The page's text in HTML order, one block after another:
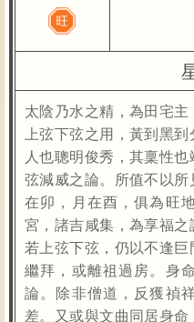
太陰乃水之精，為田宅
上弦下弦之用，黃到黑
人也聰明俊秀，其稟性
弦減威之論。所值不以
在卯，月在酉，俱為旺
宮，諸吉咸集，為享福之
若上弦下弦，仍以不逢
繼拜，或離祖過房。身
論。除非僧道，反獲禎
差。又或與文曲同居身命